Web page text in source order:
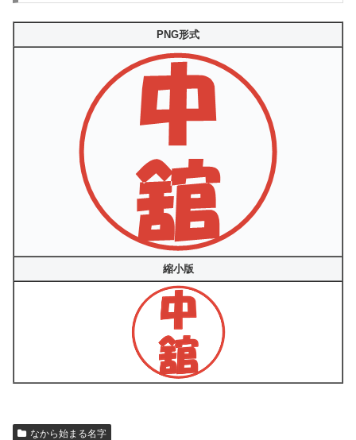
PNG形式
縮小版
なから始まる名字